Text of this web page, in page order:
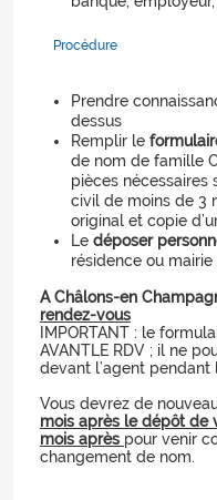
Procédure
Prendre
dessus
Remplir le
de nom de famille
pièces nécessaires
civil de moins de 3
original et copie
Le déposer
résidence ou mairie
A Châlons-en
rendez-vous
IMPORTANT : le
AVANTLE RDV ; il ne
devant l’agent pendant
Vous devrez de
mois après le dépôt de
mois après pour venir
changement de nom.